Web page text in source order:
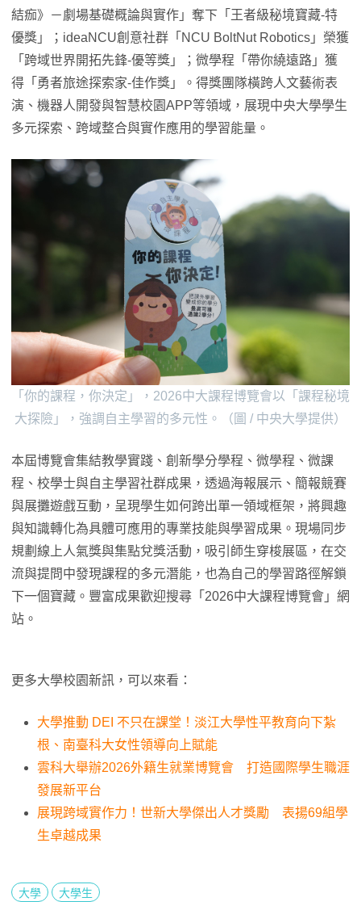
結痂》－劇場基礎概論與實作」奪下「王者級秘境寶藏-特
優獎」；ideaNCU創意社群「NCU BoltNut Robotics」榮獲
「跨域世界開拓先鋒-優等獎」；微學程「帶你繞遠路」獲
得「勇者旅途探索家-佳作獎」。得獎團隊橫跨人文藝術表
演、機器人開發與智慧校園APP等領域，展現中央大學學生
多元探索、跨域整合與實作應用的學習能量。
「你的課程，你決定」，2026中大課程博覽會以「課程秘境
大探險」，強調自主學習的多元性。（圖 / 中央大學提供）
本屆博覽會集結教學實踐、創新學分學程、微學程、微課
程、校學士與自主學習社群成果，透過海報展示、簡報競賽
與展攤遊戲互動，呈現學生如何跨出單一領域框架，將興趣
與知識轉化為具體可應用的專業技能與學習成果。現場同步
規劃線上人氣獎與集點兌獎活動，吸引師生穿梭展區，在交
流與提問中發現課程的多元潛能，也為自己的學習路徑解鎖
下一個寶藏。豐富成果歡迎搜尋「2026中大課程博覽會」網
站。
更多大學校園新訊，可以來看：
大學推動 DEI 不只在課堂！淡江大學性平教育向下紮
根、南臺科大女性領導向上賦能
雲科大舉辦2026外籍生就業博覽會 打造國際學生職涯
發展新平台
展現跨域實作力！世新大學傑出人才獎勵 表揚69組學
生卓越成果
大學 大學生